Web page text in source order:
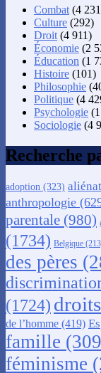
Combat (4
Culture (292)
Droit (4 911)
Économie (2
Éducation (1
Histoire (101)
Philosophie
Politique (4
Psychologie
Sociologie (4
Recherche
adoption (323)
anthropologie
parentale (980)
(1734) Belgique
des pères
(1724)
de l’homme (419)
famille
féminisme